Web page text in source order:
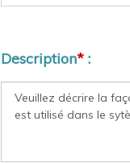
Description* :